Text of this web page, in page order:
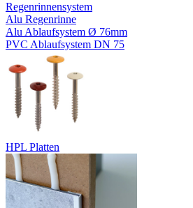
Regenrinnensystem
Alu Regenrinne
Alu Ablaufsystem Ø 76mm
PVC Ablaufsystem DN 75
HPL Platten